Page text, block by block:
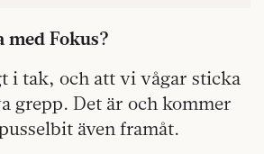
med Fokus?
i tak, och att vi vågar sticka
grepp. Det är och kommer
även framåt.